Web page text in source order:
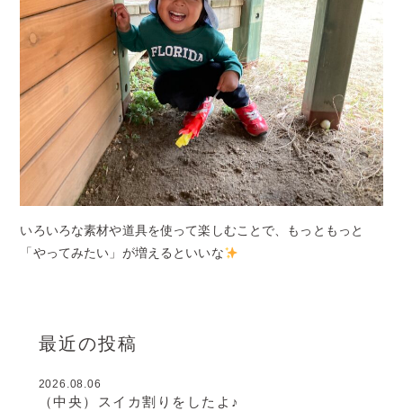
いろいろな素材や道具を使って楽しむことで、もっともっと
「やってみたい」が増えるといいな
最近の投稿
2026.08.06
（中央）スイカ割りをしたよ♪